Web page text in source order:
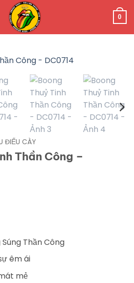
0
ĐIẾU CÀY
Thần Công –
Thần Công
êm ái
mẻ